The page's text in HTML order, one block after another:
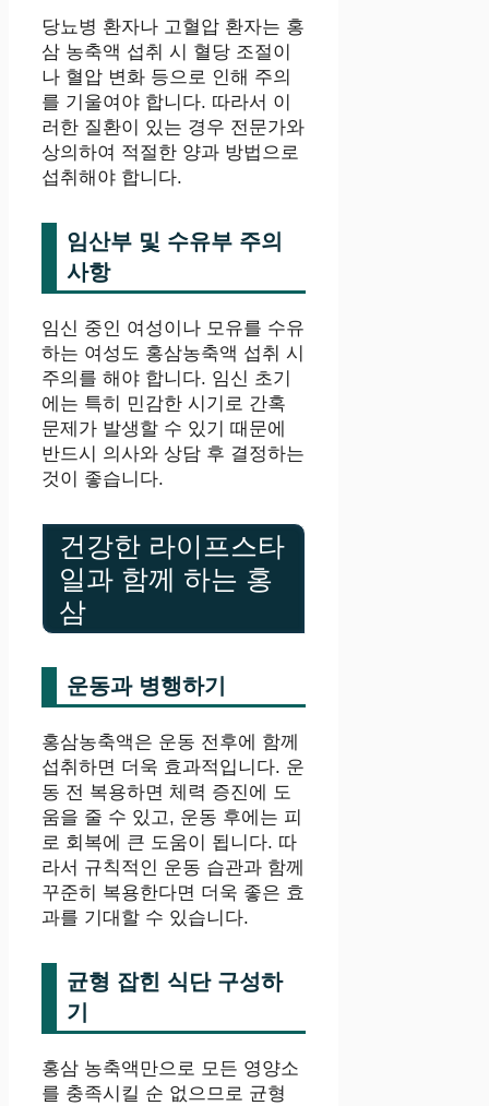
당뇨병 환자나 고혈압 환자는 홍
삼 농축액 섭취 시 혈당 조절이
나 혈압 변화 등으로 인해 주의
를 기울여야 합니다. 따라서 이
러한 질환이 있는 경우 전문가와
상의하여 적절한 양과 방법으로
섭취해야 합니다.
임산부 및 수유부 주의
사항
임신 중인 여성이나 모유를 수유
하는 여성도 홍삼농축액 섭취 시
주의를 해야 합니다. 임신 초기
에는 특히 민감한 시기로 간혹
문제가 발생할 수 있기 때문에
반드시 의사와 상담 후 결정하는
것이 좋습니다.
건강한 라이프스타
일과 함께 하는 홍
삼
운동과 병행하기
홍삼농축액은 운동 전후에 함께
섭취하면 더욱 효과적입니다. 운
동 전 복용하면 체력 증진에 도
움을 줄 수 있고, 운동 후에는 피
로 회복에 큰 도움이 됩니다. 따
라서 규칙적인 운동 습관과 함께
꾸준히 복용한다면 더욱 좋은 효
과를 기대할 수 있습니다.
균형 잡힌 식단 구성하
기
홍삼 농축액만으로 모든 영양소
를 충족시킬 순 없으므로 균형